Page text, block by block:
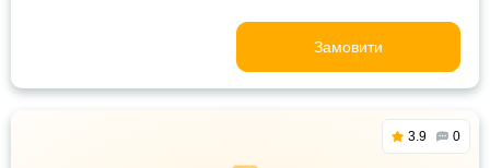
Замовити
3.9 0